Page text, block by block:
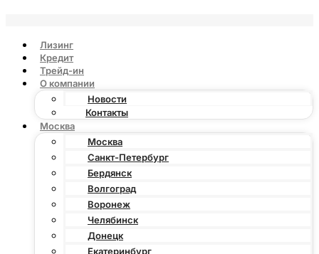
Лизинг
Кредит
Трейд-ин
О компании
Новости
Контакты
Москва
Москва
Санкт-Петербург
Бердянск
Волгоград
Воронеж
Челябинск
Донецк
Екатеринбург